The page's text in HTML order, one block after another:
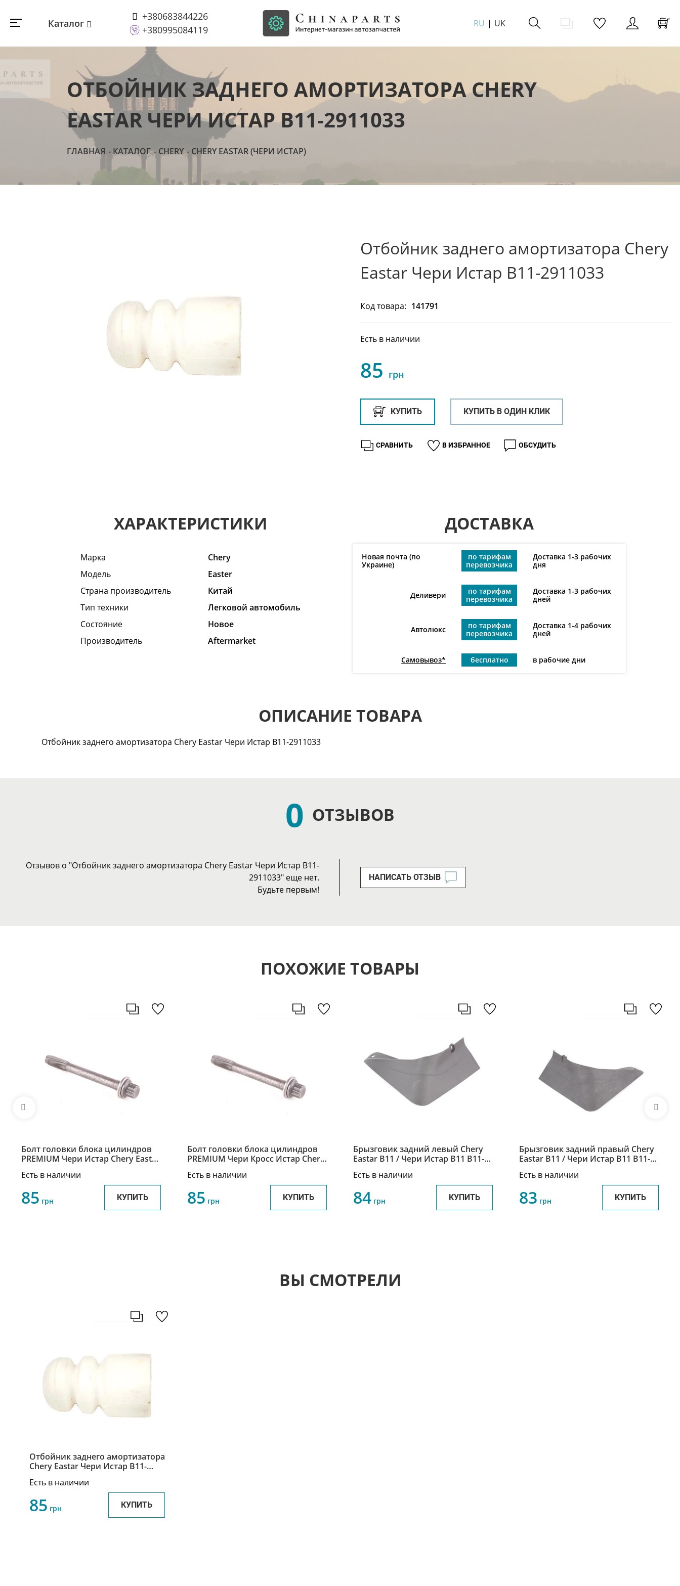
Каталог
+380683844226
+380995084119
RU UK
ОТБОЙНИК ЗАДНЕГО АМОРТИЗАТОРА CHERY
EASTAR ЧЕРИ ИСТАР B11-2911033
ГЛАВНАЯ КАТАЛОГ CHERY CHERY EASTAR (ЧЕРИ ИСТАР)
Отбойник заднего амортизатора Chery
Eastar Чери Истар B11-2911033
Код товара: 141791
Есть в наличии
85 грн
КУПИТЬ КУПИТЬ В ОДИН КЛИК
В ИЗБРАННОЕ
СРАВНИТЬ ОБСУДИТЬ
ХАРАКТЕРИСТИКИ
Марка
Chery
Модель
Easter
Страна производитель
Китай
Тип техники
Легковой автомобиль
Состояние
Hовое
Производитель
Aftermarket
ДОСТАВКА
Новая почта (по
Украине)
по тарифам
перевозчика
Доставка 1-3 рабочих
дня
Деливери
по тарифам
перевозчика
Доставка 1-3 рабочих
дней
Автолюкс
по тарифам
перевозчика
Доставка 1-4 рабочих
дней
Самовывоз* бесплатно в рабочие дни
ОПИСАНИЕ ТОВАРА
Отбойник заднего амортизатора Chery Eastar Чери Истар B11-2911033
0 ОТЗЫВОВ
Отзывов о "Отбойник заднего амортизатора Chery Eastar Чери Истар B11-
2911033" еще нет.
Будьте первым!
НАПИСАТЬ ОТЗЫВ
ПОХОЖИЕ ТОВАРЫ
Болт головки блока цилиндров
PREMIUM Чери Истар Chery Eastar
Есть в наличии
85 грн КУПИТЬ
Болт головки блока цилиндров
PREMIUM Чери Кросс Истар Chery
Есть в наличии
85 грн КУПИТЬ
Брызговик задний левый Chery
Eastar B11 / Чери Истар B11 B11-
Есть в наличии
84 грн КУПИТЬ
Брызговик задний правый Chery
Eastar B11 / Чери Истар B11 B11-
Есть в наличии
83 грн КУПИТЬ
ВЫ СМОТРЕЛИ
Отбойник заднего амортизатора
Chery Eastar Чери Истар B11-
Есть в наличии
85 грн КУПИТЬ